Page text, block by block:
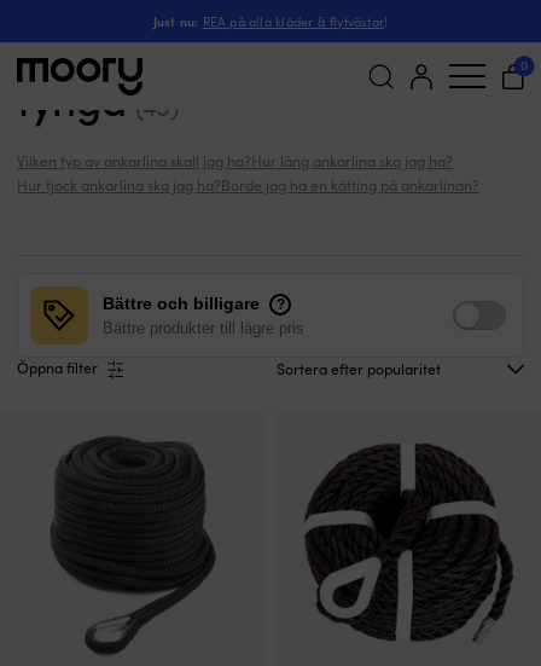
Just nu: REA på alla kläder & flytvästar!
efter:
0
Sida 2 - Ankarlinor utan
tyngd (45)
Vilken typ av ankarlina skall jag ha?Hur lång ankarlina ska jag ha?
Hur tjock ankarlina ska jag ha?Borde jag ha en kätting på ankarlinan?
Öppna filter
Bättre och billigare ?
Bättre produkter till lägre pris